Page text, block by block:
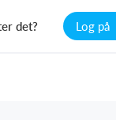
det? Log på